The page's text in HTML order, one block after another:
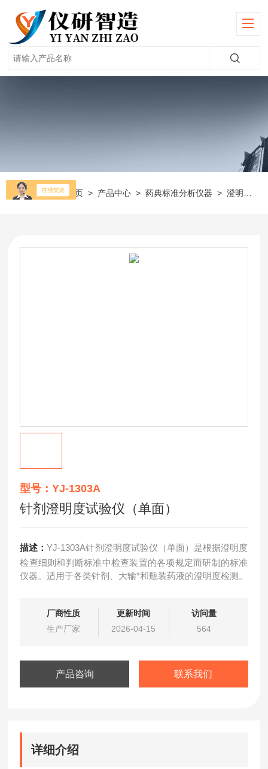
当前位置： 首页 > 产品中心 >药典标准分析仪器 >澄明度测定仪
型号：YJ-1303A
针剂澄明度试验仪（单面）
描述：YJ-1303A针剂澄明度试验仪（单面）是根据澄明度
检查细则和判断标准中检查装置的各项规定而研制的标准
仪器。适用于各类针剂、大输*和瓶装药液的澄明度检测。
厂商性质
生产厂家
更新时间
2026-04-15
访问量
564
产品咨询 联系我们
详细介绍